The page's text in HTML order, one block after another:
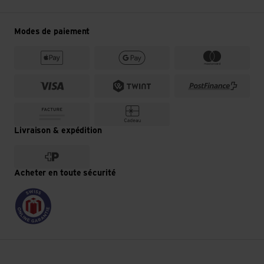
Modes de paiement
Livraison & expédition
Acheter en toute sécurité